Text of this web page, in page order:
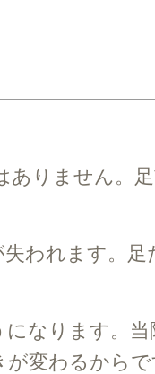
ありません
われます。
なります。
変わるから